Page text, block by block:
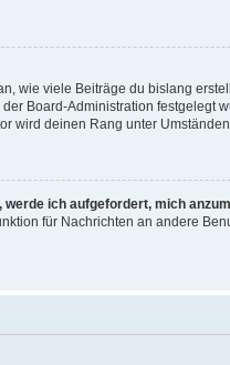
wie viele Beiträge du bislang
Board-Administration
wird deinen Rang unter
ich aufgefordert, mich
für Nachrichten an andere